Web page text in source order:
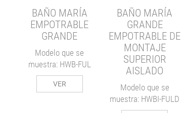
BAÑO MARÍA
EMPOTRABLE
GRANDE
Modelo que se
muestra: HWB-FUL
VER
BAÑO MARÍA
GRANDE
EMPOTRABLE DE
MONTAJE
SUPERIOR
AISLADO
Modelo que se
muestra: HWBI-FULD